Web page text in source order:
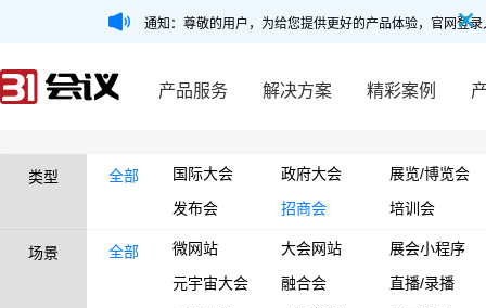
通知：尊敬的用户，为给您提供更好的产品体验，官网登
产品服务 解决方案 精彩案例
类型 全部 国际大会 政府大会
展览/博览会
发布会
招商会 培训会
场景 全部 微网站 大会网站
展会小程序
元宇宙大会
融合会
直播/录播